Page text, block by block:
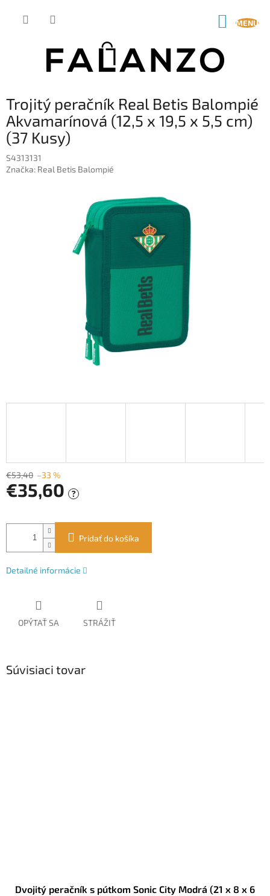
Trojitý peračník Real Betis Balompié
Akvamarínová (12,5 x 19,5 x 5,5 cm)
(37 Kusy)
S4313131
Značka: Real Betis Balompié
€53,40 –33 %
€35,60 ?
cena:
Pridať do košíka
Detailné informácie
OPÝTAŤ SA STRÁŽIŤ
Súvisiaci tovar
Dvojitý peračník s pútkom Sonic City Modrá (21 x 8 x 6